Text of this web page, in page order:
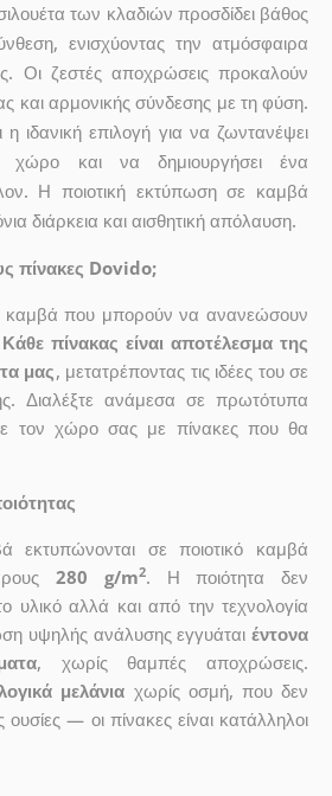
των κλαδιών προσδίδει βάθος
ενισχύοντας την ατμόσφαιρα
Οι ζεστές αποχρώσεις προκαλούν
και αρμονικής σύνδεσης με τη φύση.
η ιδανική επιλογή για να ζωντανέψει
χώρο και να δημιουργήσει ένα
Η ποιοτική εκτύπωση σε καμβά
διάρκεια και αισθητική απόλαυση.
πίνακες Dovido;
καμβά που μπορούν να ανανεώσουν
Κάθε πίνακας είναι αποτέλεσμα της
μας, μετατρέποντας τις ιδέες του σε
Διαλέξτε ανάμεσα σε πρωτότυπα
τον χώρο σας με πίνακες που θα
εκτυπώνονται σε ποιοτικό καμβά
280 g/m2. Η ποιότητα δεν
υλικό αλλά και από την τεχνολογία
υψηλής ανάλυσης εγγυάταιέντονα
, χωρίς θαμπές αποχρώσεις.
μελάνια χωρίς οσμή, που δεν
— οι πίνακες είναι κατάλληλοι